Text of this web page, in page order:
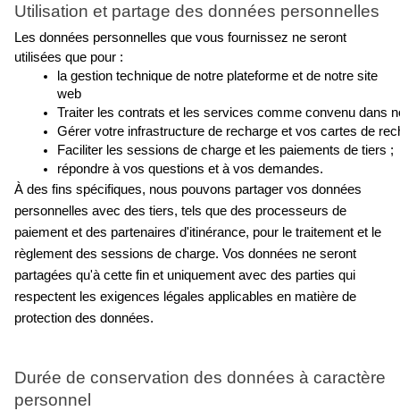
Utilisation et partage des données personnelles
Les données personnelles que vous fournissez ne seront
utilisées que pour :
la gestion technique de notre plateforme et de notre site
web
Traiter les contrats et les services comme convenu dans
Gérer votre infrastructure de recharge et vos cartes de
Faciliter les sessions de charge et les paiements de tiers ;
répondre à vos questions et à vos demandes.
À des fins spécifiques, nous pouvons partager vos données
personnelles avec des tiers, tels que des processeurs de
paiement et des partenaires d'itinérance, pour le traitement et le
règlement des sessions de charge. Vos données ne seront
partagées qu'à cette fin et uniquement avec des parties qui
respectent les exigences légales applicables en matière de
protection des données.
Durée de conservation des données à caractère
personnel